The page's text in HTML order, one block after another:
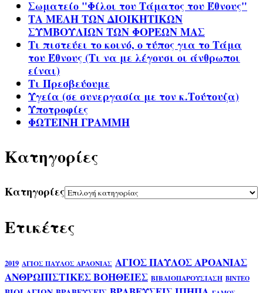
Σωματείο "Φίλοι του Τάματος του Έθνους"
ΤΑ ΜΕΛΗ ΤΩΝ ΔΙΟΙΚΗΤΙΚΩΝ
ΣΥΜΒΟΥΛΙΩΝ ΤΩΝ ΦΟΡΕΩΝ ΜΑΣ
Τι πιστεύει το κοινό, ο τύπος για το Τάμα
του Έθνους (Τι να με λέγουσι οι άνθρωποι
είναι)
Τι Πρεσβεύουμε
Υγεία (σε συνεργασία με τον κ.Τούτουζα)
Υποτροφίες
ΦΩΤΕΙΝΗ ΓΡΑΜΜΗ
Kατηγορίες
Kατηγορίες
Ετικέτες
2019 ΑΓΙΟΣ ΠΑΥΛΟΣ ΑΡΑΟΝΙΑΣ ΑΓΙΟΣ ΠΑΥΛΟΣ ΑΡΟΑΝΙΑΣ
ΑΝΘΡΩΠΙΣΤΙΚΕΣ ΒΟΗΘΕΙΕΣ ΒΙΒΛΙΟΠΑΡΟΥΣΙΑΣΗ ΒΙΝΤΕΟ